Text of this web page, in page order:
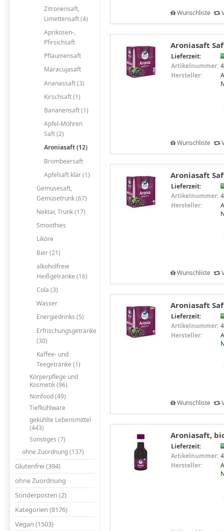
Zitronensaft,
Limettensaft (4)
Aprikosen-,
Pfirsichsaft
Pflaumensaft
Maracujasaft
Ananassaft (3)
Kirschsaft (1)
Bananensaft (1)
Apfel-Möhren
Saft (2)
Aroniasaft (12)
Brombeersaft
Apfelsaft klar (1)
Gemüsesaft,
Gemüsetrunk (67)
Nektar, Trunk (17)
Smoothies
Liköre
Bier (21)
alkoholfreie
Heißgetränke (16)
Cola (3)
Wasser
Energiedrinks (5)
Erfrischungsgetränke
(30)
Kaffee- und
Teegetränke (1)
Körperpflege und
Kosmetik (96)
Nonfood (49)
Tiefkühlware
gekühlte Lebensmittel
(443)
Sonstiges (7)
ohne Zuordnung (137)
Glutenfrei (394)
ohne Zuordnung
Sonderposten (2)
Kategorien (8176)
Vegan (1503)
Wunschliste
Aroniasaft
Lieferzeit:
Artikelnummer:
Hersteller:
Wunschliste
Aroniasaft
Lieferzeit:
Artikelnummer:
Hersteller:
Wunschliste
Aroniasaft
Lieferzeit:
Artikelnummer:
Hersteller:
Wunschliste
Aroniasaft,
Lieferzeit:
Artikelnummer:
Hersteller: